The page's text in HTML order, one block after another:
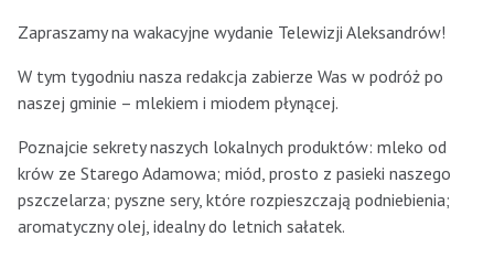
Zapraszamy na wakacyjne wydanie Telewizji Aleksandrów!
W tym tygodniu nasza redakcja zabierze Was w podróż po
naszej gminie – mlekiem i miodem płynącej.
Poznajcie sekrety naszych lokalnych produktów: mleko od
krów ze Starego Adamowa; miód, prosto z pasieki naszego
pszczelarza; pyszne sery, które rozpieszczają podniebienia;
aromatyczny olej, idealny do letnich sałatek.